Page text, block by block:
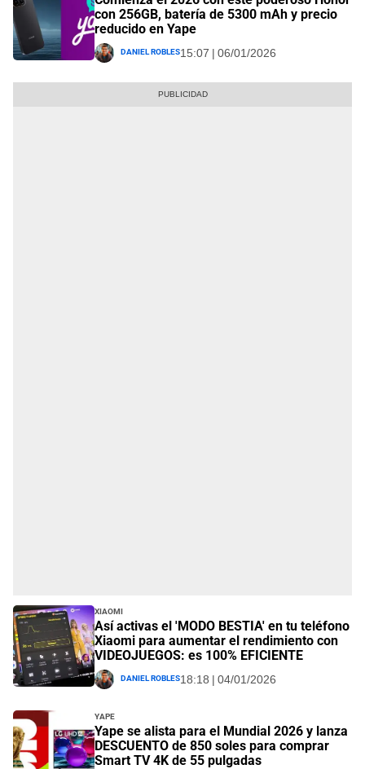
con 256GB, batería de 5300 mAh y precio
reducido en Yape
Daniel Robles15:07 | 06/01/2026
Xiaomi
Así activas el 'MODO BESTIA' en tu teléfono
Xiaomi para aumentar el rendimiento con
VIDEOJUEGOS: es 100% EFICIENTE
Daniel Robles18:18 | 04/01/2026
Yape
Yape se alista para el Mundial 2026 y lanza
DESCUENTO de 850 soles para comprar
Smart TV 4K de 55 pulgadas